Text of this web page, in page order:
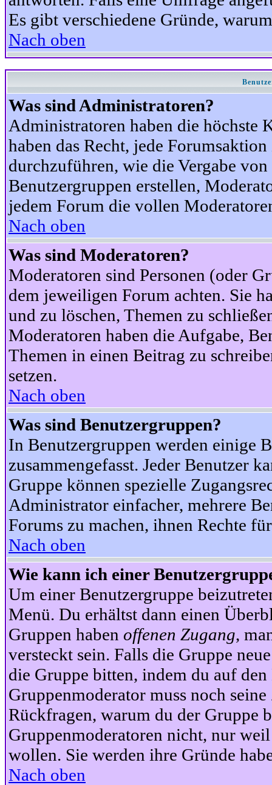
Es gibt verschiedene Gründe,
Nach oben
Was sind Administratoren?
Administratoren haben die höchste
haben das Recht, jede
durchzuführen, wie die Vergabe
Benutzergruppen erstellen,
jedem Forum die vollen
Nach oben
Was sind Moderatoren?
Moderatoren sind Personen (oder
dem jeweiligen Forum achten. Sie
und zu löschen, Themen zu
Moderatoren haben die Aufgabe,
Themen in einen Beitrag zu
setzen.
Nach oben
Was sind Benutzergruppen?
In Benutzergruppen werden einige
zusammengefasst. Jeder Benutzer
Gruppe können spezielle
Administrator einfacher, mehrere
Forums zu machen, ihnen Rechte
Nach oben
Wie kann ich einer
Um einer Benutzergruppe
Menü. Du erhältst dann einen
Gruppen haben offenen Zugang,
versteckt sein. Falls die Gruppe
die Gruppe bitten, indem du auf
Gruppenmoderator muss noch
Rückfragen, warum du der Gruppe
Gruppenmoderatoren nicht, nur
wollen. Sie werden ihre Gründe
Nach oben